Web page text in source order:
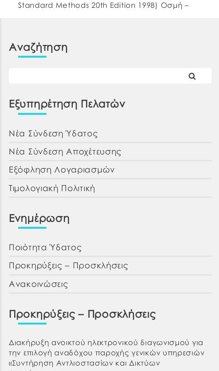
Standard Methods 20th Edition 1998) Οσμή –
Αναζήτηση
Εξυπηρέτηση Πελατών
Νέα Σύνδεση Ύδατος
Νέα Σύνδεση Αποχέτευσης
Εξόφληση Λογαριασμών
Τιμολογιακή Πολιτική
Ενημέρωση
Ποιότητα Ύδατος
Προκηρύξεις – Προσκλήσεις
Ανακοινώσεις
Προκηρύξεις – Προσκλήσεις
Διακήρυξη ανοικτού ηλεκτρονικού διαγωνισμού για
την επιλογή αναδόχου παροχής γενικών υπηρεσιών
«Συντήρηση Αντλιοστασίων και Δικτύων